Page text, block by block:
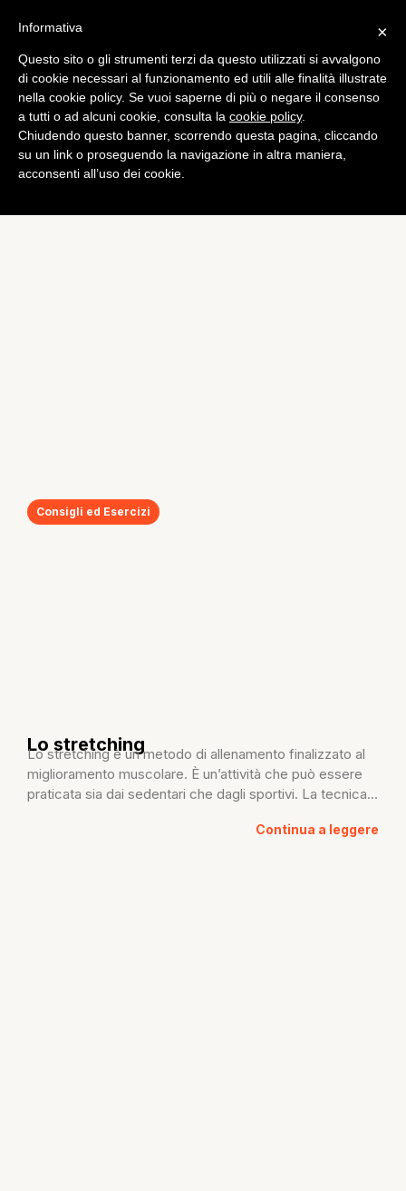
Consigli ed Esercizi
Lo stretching
Lo stretching è un metodo di allenamento finalizzato al
miglioramento muscolare. È un’attività che può essere
praticata sia dai sedentari che dagli sportivi. La tecnica...
Continua a leggere
×
Informativa
Questo sito o gli strumenti terzi da questo utilizzati si avvalgono
di cookie necessari al funzionamento ed utili alle finalità illustrate
nella cookie policy. Se vuoi saperne di più o negare il consenso
a tutti o ad alcuni cookie, consulta la cookie policy.
Chiudendo questo banner, scorrendo questa pagina, cliccando
su un link o proseguendo la navigazione in altra maniera,
acconsenti all’uso dei cookie.